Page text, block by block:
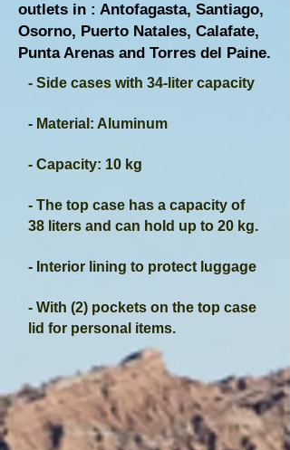
outlets in : Antofagasta, Santiago,
Osorno, Puerto Natales, Calafate,
Punta Arenas and Torres del Paine.
- Side cases with 34-liter capacity
- Material: Aluminum
- Capacity: 10 kg
- The top case has a capacity of
38 liters and can hold up to 20 kg.
- Interior lining to protect luggage
- With (2) pockets on the top case
lid for personal items.